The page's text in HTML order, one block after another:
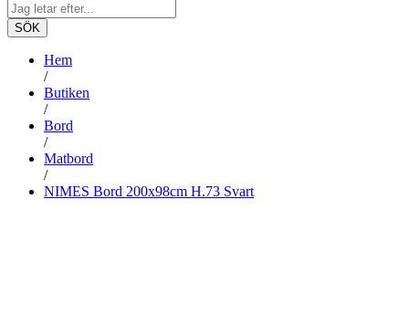
SÖK
Hem
/
Butiken
/
Bord
/
Matbord
/
NIMES Bord 200x98cm H.73 Svart